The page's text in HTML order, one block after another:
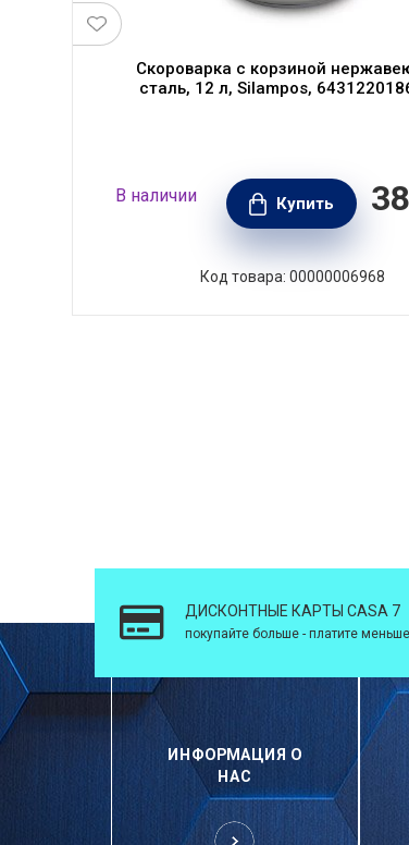
Скороварка с корзиной
сталь, 12 л, Silampos,
В наличии Купить
Код товара: 00000006968
ДИСКОНТНЫЕ КАРТЫ CASA 7
покупайте больше - платите
ИНФОРМАЦИЯ О
НАС